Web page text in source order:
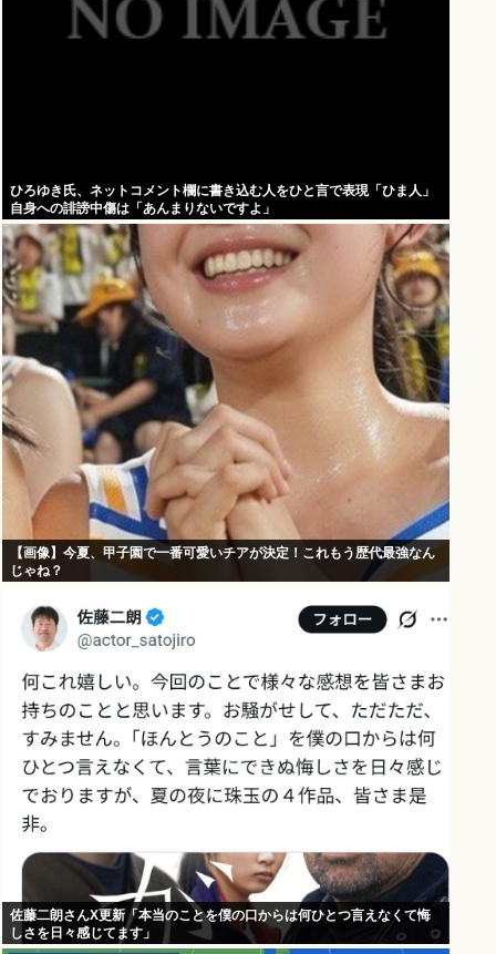
ひろゆき氏、ネットコメント欄に書き込む人をひと言で表現「ひま人」
自身への誹謗中傷は「あんまりないですよ」
【画像】今夏、甲子園で一番可愛いチアが決定！これもう歴代最強なん
じゃね？
佐藤二朗さんX更新「本当のことを僕の口からは何ひとつ言えなくて悔
しさを日々感じてます」